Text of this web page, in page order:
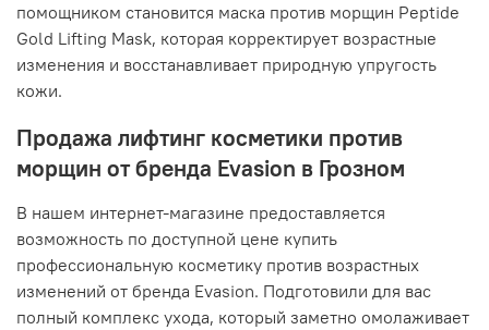
помощником становится маска против морщин Peptide
Gold Lifting Mask, которая корректирует возрастные
изменения и восстанавливает природную упругость
кожи.
Продажа лифтинг косметики против
морщин от бренда Evasion в Грозном
В нашем интернет-магазине предоставляется
возможность по доступной цене купить
профессиональную косметику против возрастных
изменений от бренда Evasion. Подготовили для вас
полный комплекс ухода, который заметно омолаживает